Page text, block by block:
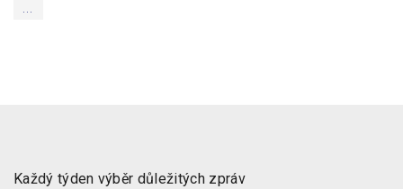
...
Každý týden výběr důležitých zpráv